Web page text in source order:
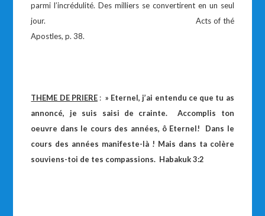
parmi l’incrédulité. Des milliers se convertirent en un seul
jour. Acts of thé
Apostles, p. 38.
THEME DE PRIERE: » Eternel, j’ai entendu ce que tu as
annoncé, je suis saisi de crainte. Accomplis ton
oeuvre dans le cours des années, ô Eternel! Dans le
cours des années manifeste-là ! Mais dans ta colère
souviens-toi de tes compassions. Habakuk 3:2